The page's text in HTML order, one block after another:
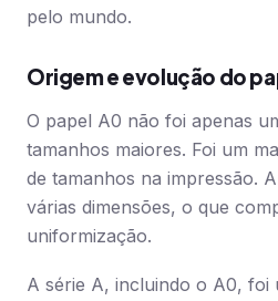
pelo mundo.
Origem e evolução do
O papel A0 não foi apenas
tamanhos maiores. Foi um
de tamanhos na impressão.
várias dimensões, o que
uniformização.
A série A, incluindo o A0, foi